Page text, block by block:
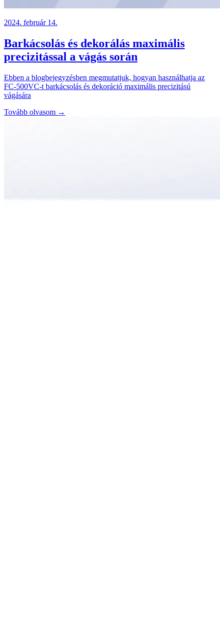
2024. február 14.
Barkácsolás és dekorálás maximális
precizitással a vágás során
Ebben a blogbejegyzésben megmutatjuk, hogyan használhatja az
FC-500VC-t barkácsolás és dekoráció maximális precizitású
vágására
Tovább olvasom →